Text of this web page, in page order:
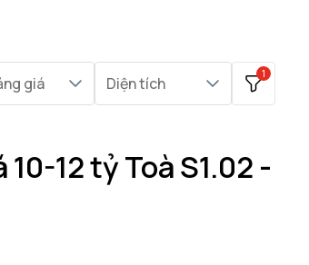
giá Diện tích
1
12 tỷ Toà S1.02 -